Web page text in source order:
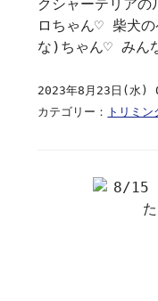
クシャーテリア
ロちゃん♡ 柴犬
な)ちゃん♡ み
2023年8月23日(水)
カテゴリー： トリミ